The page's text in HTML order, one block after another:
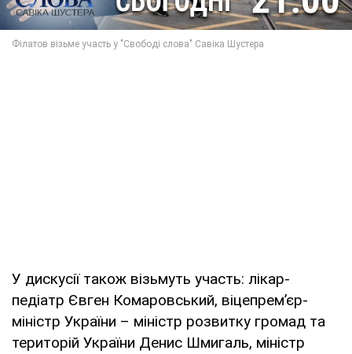
У дискусії також візьмуть участь: лікар-
педіатр Євген Комаровський, віцепрем’єр-
міністр України – міністр розвитку громад та
територій України Денис Шмигаль, міністр